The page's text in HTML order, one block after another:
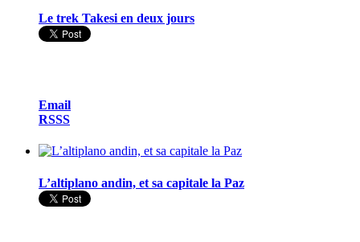
Le trek Takesi en deux jours
Email
RSSS
L’altiplano andin, et sa capitale la Paz